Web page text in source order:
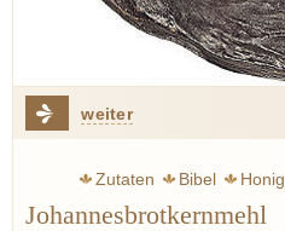
weiter
Zutaten Bibel Honig
Johannesbrotkernmehl